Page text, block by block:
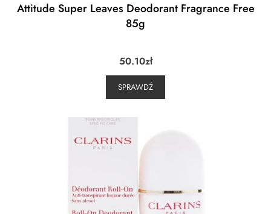
Attitude Super Leaves Deodorant Fragrance Free
85g
50.10zł
SPRAWDŹ